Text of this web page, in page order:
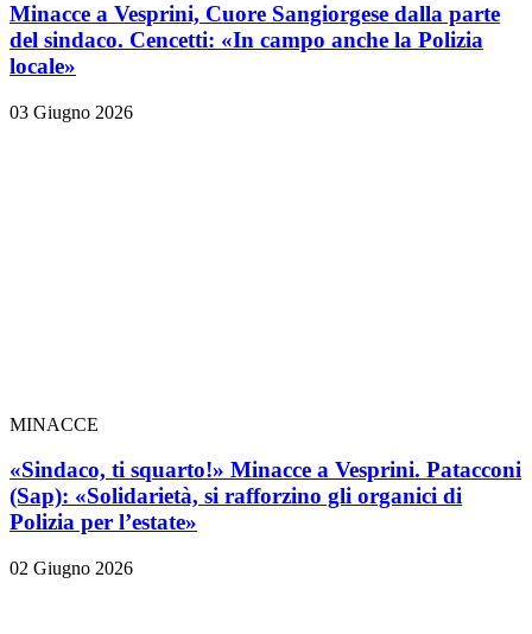
Minacce a Vesprini, Cuore Sangiorgese dalla parte
del sindaco. Cencetti: «In campo anche la Polizia
locale»
03 Giugno 2026
MINACCE
«Sindaco, ti squarto!» Minacce a Vesprini. Patacconi
(Sap): «Solidarietà, si rafforzino gli organici di
Polizia per l’estate»
02 Giugno 2026